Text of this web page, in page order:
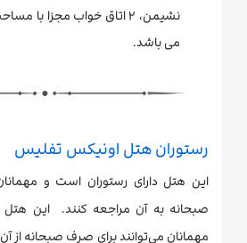
می باشد.
رستوران هتل اونیکس تفلیس
این هتل دارای رستوران است و
صبحانه به آن مراجعه کنند. این هتل
مهمانان می‌توانند برای صرف صبحانه از